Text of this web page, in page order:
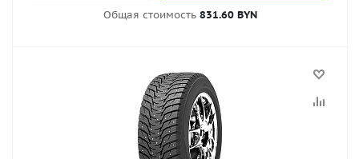
Общая стоимость 831.60 BYN